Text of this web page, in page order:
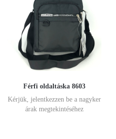
Férfi oldaltáska 8603
Kérjük, jelentkezzen be a nagyker
árak megtekintéséhez